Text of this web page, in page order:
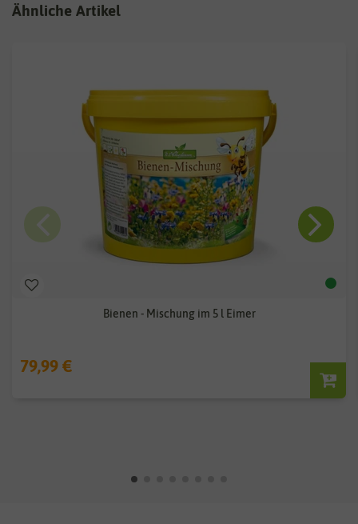
Ähnliche Artikel
Bienen - Mischung im 5 l Eimer
79,99 €